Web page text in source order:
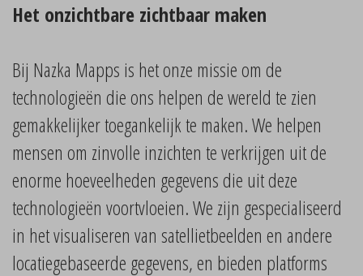
Het onzichtbare zichtbaar maken
Bij Nazka Mapps is het onze missie om de
technologieën die ons helpen de wereld te zien
gemakkelijker toegankelijk te maken. We helpen
mensen om zinvolle inzichten te verkrijgen uit de
enorme hoeveelheden gegevens die uit deze
technologieën voortvloeien. We zijn gespecialiseerd
in het visualiseren van satellietbeelden en andere
locatiegebaseerde gegevens, en bieden platforms